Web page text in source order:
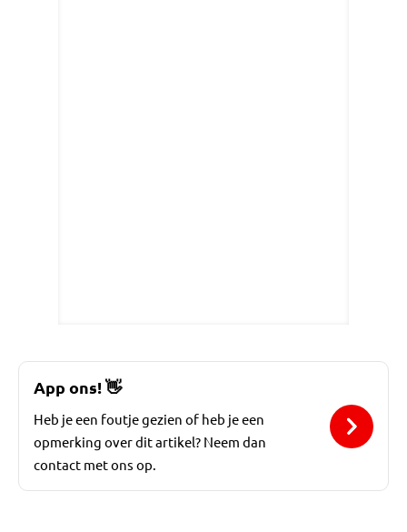
App ons!👋
Heb je een foutje gezien of heb je een
opmerking over dit artikel? Neem dan
contact met ons op.